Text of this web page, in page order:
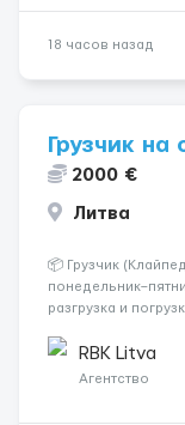
18 часов назад
Грузчик на
2000 €
Литва
📦 Грузчик
разгрузка и
выполнение
Требования: ...
RBK Litva
Агентство